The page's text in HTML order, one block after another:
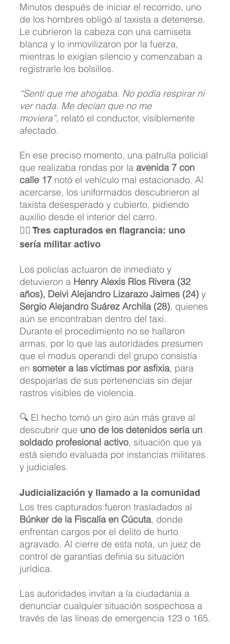
Minutos después de iniciar el recorrido, uno
de los hombres obligó al taxista a detenerse.
Le cubrieron la cabeza con una camiseta
blanca y lo inmovilizaron por la fuerza,
mientras le exigían silencio y comenzaban a
registrarle los bolsillos.
“Sentí que me ahogaba. No podía respirar ni
ver nada. Me decían que no me
moviera”, relató el conductor, visiblemente
afectado.
En ese preciso momento, una patrulla policial
que realizaba rondas por la avenida 7 con
calle 17 notó el vehículo mal estacionado. Al
acercarse, los uniformados descubrieron al
taxista desesperado y cubierto, pidiendo
auxilio desde el interior del carro.
👮‍♂️ Tres capturados en flagrancia: uno
sería militar activo
Los policías actuaron de inmediato y
detuvieron a Henry Alexis Ríos Rivera (32
años), Deivi Alejandro Lizarazo Jaimes (24) y
Sergio Alejandro Suárez Archila (28), quienes
aún se encontraban dentro del taxi.
Durante el procedimiento no se hallaron
armas, por lo que las autoridades presumen
que el modus operandi del grupo consistía
en someter a las víctimas por asfixia, para
despojarlas de sus pertenencias sin dejar
rastros visibles de violencia.
🔍 El hecho tomó un giro aún más grave al
descubrir que uno de los detenidos sería un
soldado profesional activo, situación que ya
está siendo evaluada por instancias militares
y judiciales.
Judicialización y llamado a la comunidad
Los tres capturados fueron trasladados al
Búnker de la Fiscalía en Cúcuta, donde
enfrentan cargos por el delito de hurto
agravado. Al cierre de esta nota, un juez de
control de garantías definía su situación
jurídica.
Las autoridades invitan a la ciudadanía a
denunciar cualquier situación sospechosa a
través de las líneas de emergencia 123 o 165.